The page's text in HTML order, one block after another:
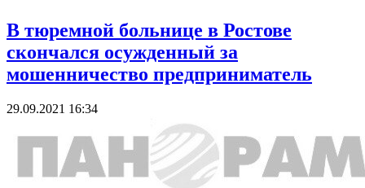
В тюремной больнице в Ростове
скончался осужденный за
мошенничество предприниматель
29.09.2021 16:34